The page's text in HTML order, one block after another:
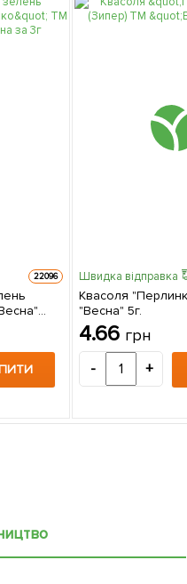
22096 Швидка відправка
Квасоля
"Весна" 5г.
4.66 грн
- +